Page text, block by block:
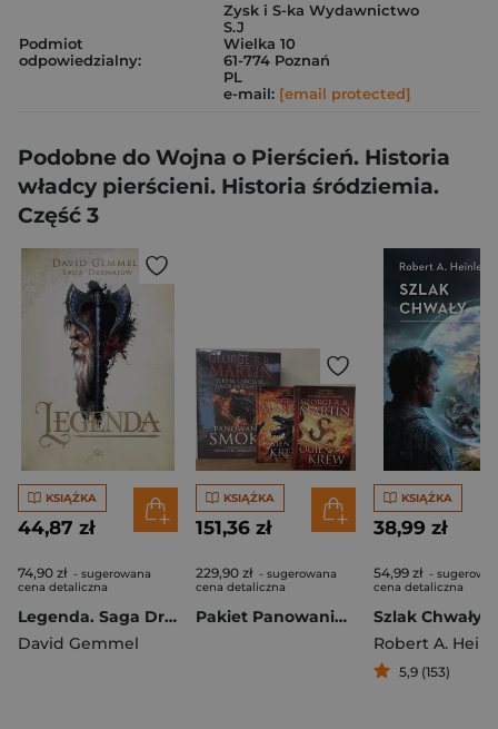
Podmiot
odpowiedzialny:
Zysk i S-ka Wydawnictwo
S.J
Wielka 10
61-774 Poznań
PL
e-mail: [email protected]
Podobne do Wojna o Pierścień. Historia
władcy pierścieni. Historia śródziemia.
Część 3
KSIĄŻKA
44,87 zł
74,90 zł - sugerowana
cena detaliczna
Legenda. Saga Drenajów. Tom 1
David Gemmel
KSIĄŻKA
151,36 zł
229,90 zł - sugerowana
cena detaliczna
Pakiet Panowanie smoka / Ogień i krew. Tom 1-2
KSIĄŻKA
38,99 zł
54,99 zł -
cena detaliczna
Szlak Chwały
Robert A.
5,9 (153)